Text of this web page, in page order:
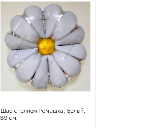
Шар с гелием Ромашка, Белый,
89 см.